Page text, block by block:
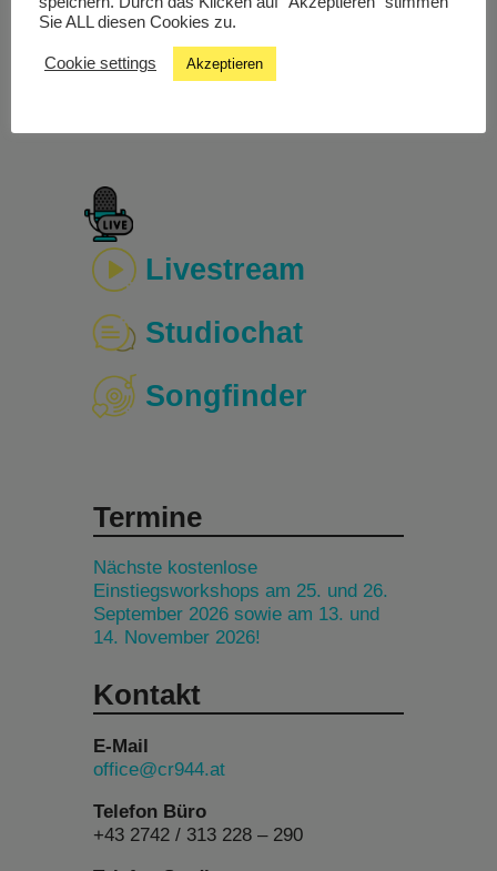
21. Paula dalla Corte – Ugly Beauty
22. Dua Lipa – Illusion
23. Roy Bianco & Die Abrunzati Boys – Goodbye
Arrivederci
24. Imagine Dragons – Eyes Closed
Livestream
Studiochat
Songfinder
Termine
Nächste kostenlose
Einstiegsworkshops am 25. und 26.
September 2026 sowie am 13. und
14. November 2026!
Kontakt
E-Mail
office@cr944.at
Telefon Büro
+43 2742 / 313 228 – 290
Sie ALL diesen Cookies zu.
Cookie settings Akzeptieren